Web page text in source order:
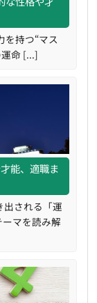
を持つ“マス
命 [...]
能、適職ま
出される「運
マを読み解